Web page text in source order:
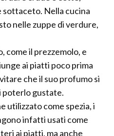
Nella cucina
nelle zuppe di verdure,
come il prezzemolo, e
ai piatti poco prima
che il suo profumo si
poterlo gustate.
utilizzato come spezia, i
infatti usati come
ai piatti, ma anche